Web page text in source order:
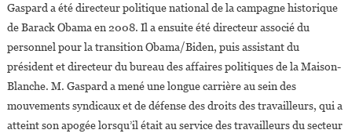
Gaspard a été directeur politique national de la campagne historique
de Barack Obama en 2008. Il a ensuite été directeur associé du
personnel pour la transition Obama/Biden, puis assistant du
président et directeur du bureau des affaires politiques de la Maison-
Blanche. M. Gaspard a mené une longue carrière au sein des
mouvements syndicaux et de défense des droits des travailleurs, qui a
atteint son apogée lorsqu’il était au service des travailleurs du secteur